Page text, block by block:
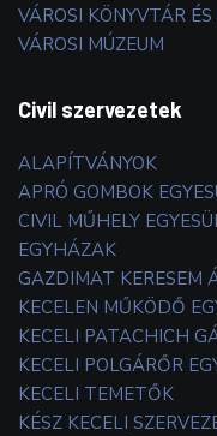
VÁROSI KÖNYVTÁR
VÁROSI MÚZEUM
Civil szervezetek
ALAPÍTVÁNYOK
APRÓ GOMBOK
CIVIL MŰHELY
EGYHÁZAK
GAZDIMAT KERESEM
KECELEN MŰKÖDŐ
KECELI PATACHICH
KECELI POLGÁRŐR
KECELI TEMETŐK
KÉSZ KECELI